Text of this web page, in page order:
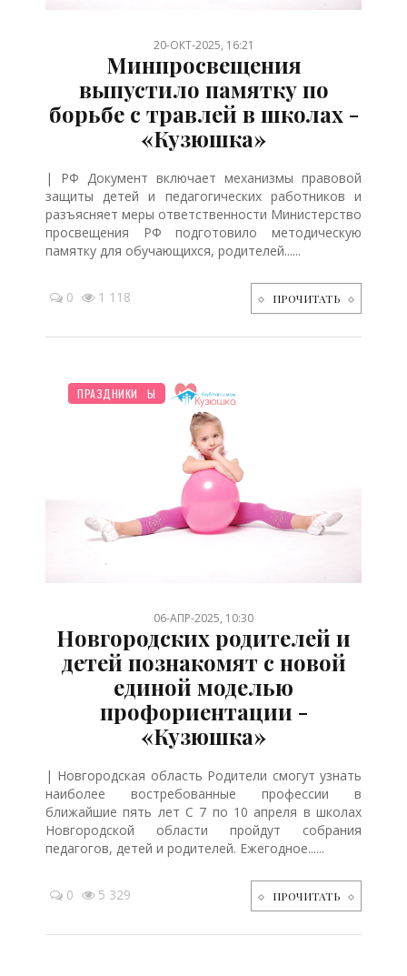
20-ОКТ-2025, 16:21
Минпросвещения
выпустило памятку по
борьбе с травлей в школах -
«Кузюшка»
| РФ Документ включает механизмы правовой
защиты детей и педагогических работников и
разъясняет меры ответственности Министерство
просвещения РФ подготовило методическую
памятку для обучающихся, родителей......
0 1 118 ПРОЧИТАТЬ
НОВОСТИ МИРА
ПЛАНИРОВАНИЕ
ОТДЫХ
ДЕТЯМ
ШКОЛЬНИК
МУЛЬТФИЛЬМЫ
ПРАЗДНИКИ
06-АПР-2025, 10:30
Новгородских родителей и
детей познакомят с новой
единой моделью
профориентации -
«Кузюшка»
| Новгородская область Родители смогут узнать
наиболее востребованные профессии в
ближайшие пять лет С 7 по 10 апреля в школах
Новгородской области пройдут собрания
педагогов, детей и родителей. Ежегодное......
0 5 329 ПРОЧИТАТЬ